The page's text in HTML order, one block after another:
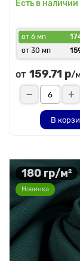
Есть в наличии
от 6 мп
от 30 мп
от 159.71 р/
В
180 гр/м²
Новинка